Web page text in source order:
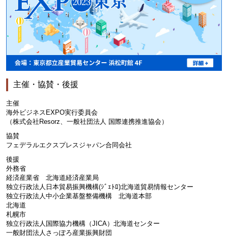
主催・協賛・後援
主催
海外ビジネスEXPO実行委員会
（株式会社Resorz、一般社団法人 国際連携推進協会）
協賛
フェデラルエクスプレスジャパン合同会社
後援
外務省
経済産業省 北海道経済産業局
独立行政法人日本貿易振興機構(ｼﾞｪﾄﾛ)北海道貿易情報センター
独立行政法人中小企業基盤整備機構 北海道本部
北海道
札幌市
独立行政法人国際協力機構（JICA）北海道センター
一般財団法人さっぽろ産業振興財団